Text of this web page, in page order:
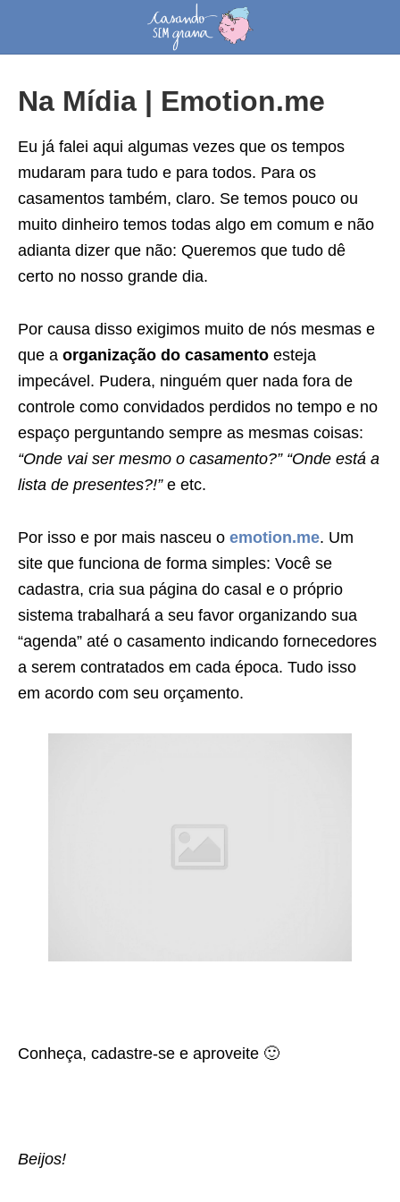
Na Mídia | Emotion.me
Eu já falei aqui algumas vezes que os tempos
mudaram para tudo e para todos. Para os
casamentos também, claro. Se temos pouco ou
muito dinheiro temos todas algo em comum e não
adianta dizer que não: Queremos que tudo dê
certo no nosso grande dia.
Por causa disso exigimos muito de nós mesmas e
que a organização do casamento esteja
impecável. Pudera, ninguém quer nada fora de
controle como convidados perdidos no tempo e no
espaço perguntando sempre as mesmas coisas:
“Onde vai ser mesmo o casamento?” “Onde está a
lista de presentes?!”e etc.
Por isso e por mais nasceu o emotion.me. Um
site que funciona de forma simples: Você se
cadastra, cria sua página do casal e o próprio
sistema trabalhará a seu favor organizando sua
“agenda” até o casamento indicando fornecedores
a serem contratados em cada época. Tudo isso
em acordo com seu orçamento.
Conheça, cadastre-se e aproveite 🙂
Beijos!